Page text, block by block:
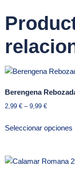
Berengena
2,99 € – 9,99 €
Seleccionar opciones